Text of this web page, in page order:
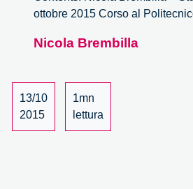
ottobre 2015 Corso al
Nicola Brembilla
13/10
2015
1mn
lettura